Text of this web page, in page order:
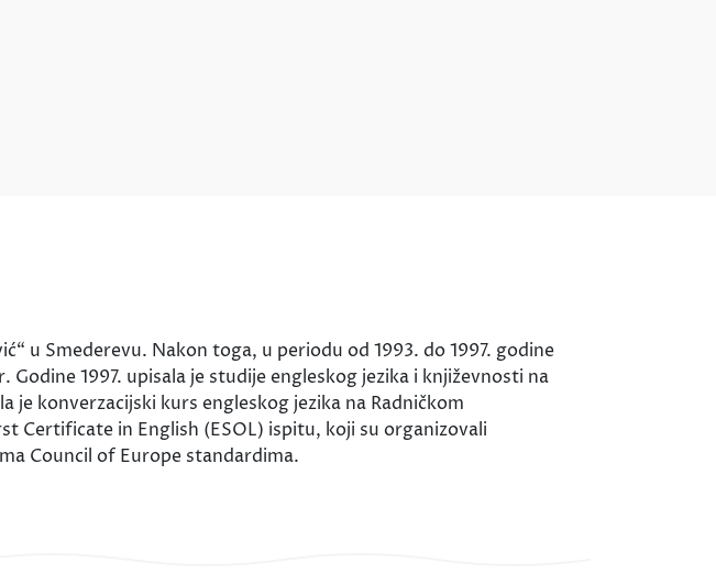
u Smederevu. Nakon toga, u periodu od 1993. do 1997. godine
1997. upisala je studije engleskog jezika i književnosti na
konverzacijski kurs engleskog jezika na Radničkom
Certificate in English (ESOL) ispitu, koji su organizovali
Council of Europe standardima.